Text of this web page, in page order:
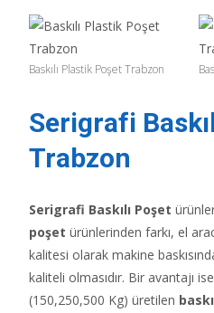
Baskılı Plastik Poşet Trabzon
Serigrafi
Trabzon
Serigrafi Baskılı Poşet
poşet ürünlerinden farkı, el
kalitesi olarak makine
kaliteli olmasıdır. Bir avantajı
(150,250,500 Kg) üretilen